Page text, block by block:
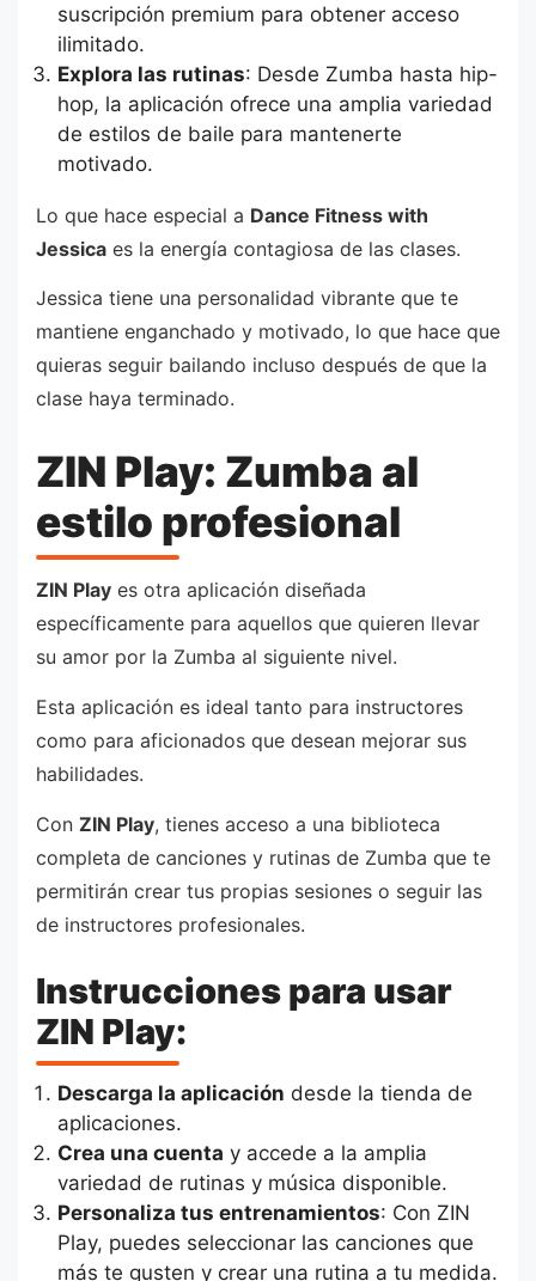
suscripción premium para obtener acceso
ilimitado.
Explora las rutinas: Desde Zumba hasta hip-
hop, la aplicación ofrece una amplia variedad
de estilos de baile para mantenerte
motivado.
Lo que hace especial a Dance Fitness with
Jessica es la energía contagiosa de las clases.
Jessica tiene una personalidad vibrante que te
mantiene enganchado y motivado, lo que hace que
quieras seguir bailando incluso después de que la
clase haya terminado.
ZIN Play: Zumba al
estilo profesional
ZIN Play es otra aplicación diseñada
específicamente para aquellos que quieren llevar
su amor por la Zumba al siguiente nivel.
Esta aplicación es ideal tanto para instructores
como para aficionados que desean mejorar sus
habilidades.
Con ZIN Play, tienes acceso a una biblioteca
completa de canciones y rutinas de Zumba que te
permitirán crear tus propias sesiones o seguir las
de instructores profesionales.
Instrucciones para usar
ZIN Play:
Descarga la aplicación desde la tienda de
aplicaciones.
Crea una cuenta y accede a la amplia
variedad de rutinas y música disponible.
Personaliza tus entrenamientos: Con ZIN
Play, puedes seleccionar las canciones que
más te gusten y crear una rutina a tu medida.